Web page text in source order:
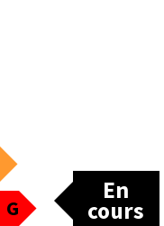
En
cours
G